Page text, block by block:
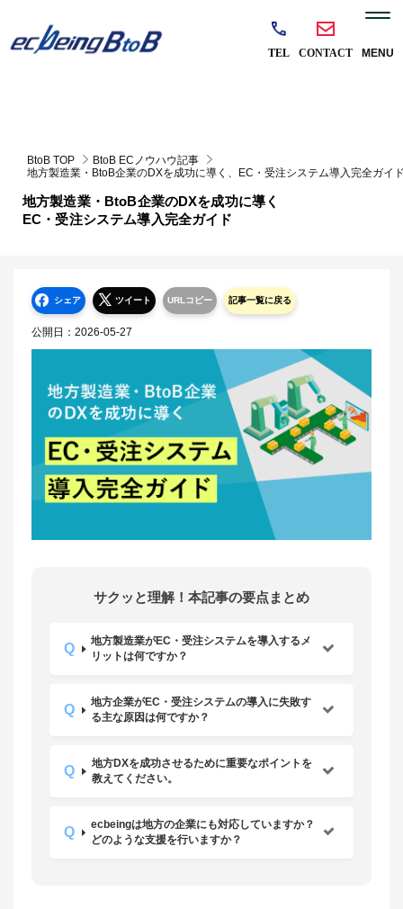
BtoB TOP
BtoB ECノウハウ記事
地方製造業・BtoB企業のDXを成功に導く、EC・受注システム導入完全ガイ
地方製造業・BtoB企業のDXを成功に導く
EC・受注システム導入完全ガイド
シェア ツイート URLコピー 記事一覧に戻る
公開日： 2026-05-27
サクッと理解！本記事の要点まとめ
地方製造業がEC・受注システムを導入するメ
リットは何ですか？
地方企業がEC・受注システムの導入に失敗す
る主な原因は何ですか？
地方DXを成功させるために重要なポイントを
教えてください。
ecbeingは地方の企業にも対応していますか？
どのような支援を行いますか？